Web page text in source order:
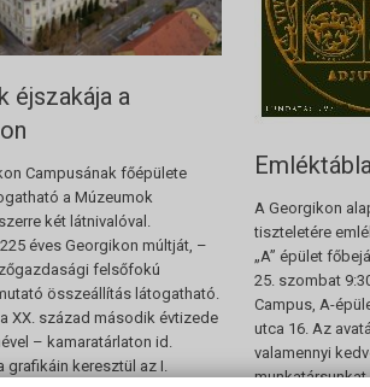
éjszakája a
Campusának főépülete
a Múzeumok
két látnivalóval.
éves Georgikon múltját, –
felsőfokú
összeállítás látogatható.
XX. század második évtizede
– kamaratárlaton id.
grafikáin keresztül az I.
A Georgikon
tiszteletére
„A” épület
25. szombat
Campus, A-
utca 16. Az
valamennyi